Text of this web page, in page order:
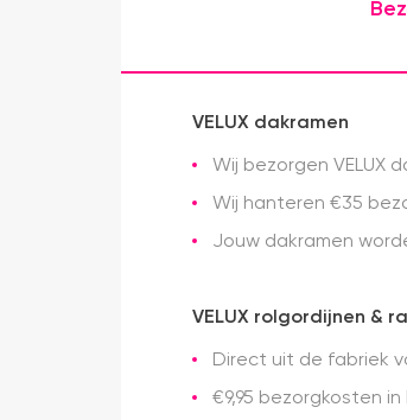
VELUX dakramen
Wij bezorgen VELUX
Wij hanteren €35
Jouw dakramen
VELUX rolgordijnen &
Direct uit de fabriek
€9,95 bezorgkosten